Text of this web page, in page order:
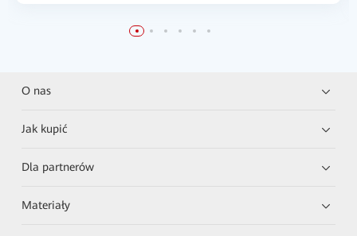
O nas
Jak kupić
Dla partnerów
Materiały